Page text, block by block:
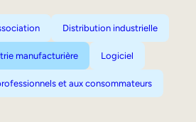
Distribution industrielle
manufacturière Logiciel
et aux consommateurs